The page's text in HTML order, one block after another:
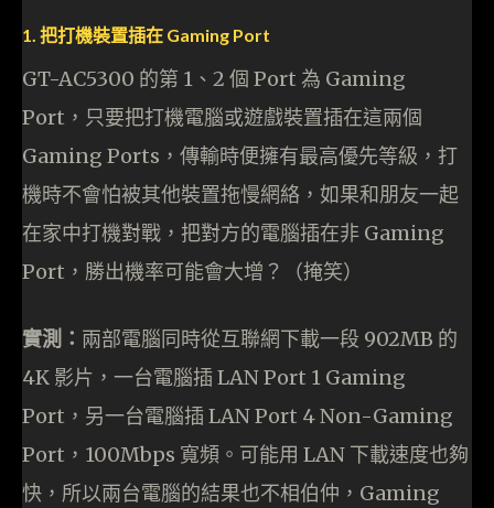
1. 把打機裝置插在 Gaming Port
GT-AC5300 的第 1、2 個 Port 為 Gaming
Port，只要把打機電腦或遊戲裝置插在這兩個
Gaming Ports，傳輸時便擁有最高優先等級，打
機時不會怕被其他裝置拖慢網絡，如果和朋友一起
在家中打機對戰，把對方的電腦插在非 Gaming
Port，勝出機率可能會大增？（掩笑）
實測： 兩部電腦同時從互聯網下載一段 902MB 的
4K 影片，一台電腦插 LAN Port 1 Gaming
Port，另一台電腦插 LAN Port 4 Non-Gaming
Port，100Mbps 寬頻。可能用 LAN 下載速度也夠
快，所以兩台電腦的結果也不相伯仲，Gaming